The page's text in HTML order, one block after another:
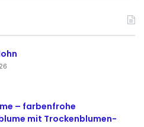
– farbenfrohe
mit Trockenblumen-